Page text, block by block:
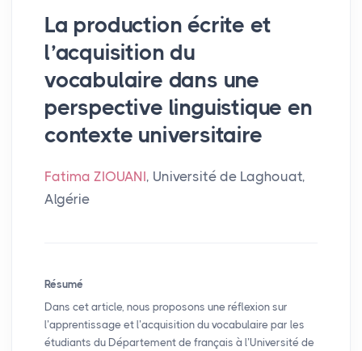
La production écrite et
l’acquisition du
vocabulaire dans une
perspective linguistique en
contexte universitaire
Fatima ZIOUANI, Université de Laghouat,
Algérie
Résumé
Dans cet article, nous proposons une réflexion sur
l’apprentissage et l’acquisition du vocabulaire par les
étudiants du Département de français à l’Université de